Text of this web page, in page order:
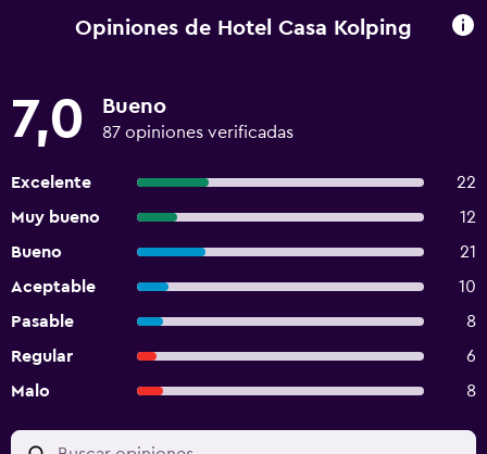
Opiniones de Hotel Casa Kolping
7,0 Bueno
87 opiniones verificadas
Excelente
22
Muy bueno
12
Bueno
21
Aceptable
10
Pasable
8
Regular
6
Malo
8